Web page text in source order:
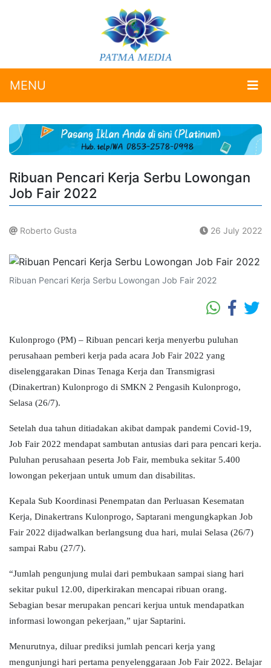
MENU
Ribuan Pencari Kerja Serbu Lowongan
Job Fair 2022
Roberto Gusta 26 July 2022
Ribuan Pencari Kerja Serbu Lowongan Job Fair 2022
Kulonprogo (PM) – Ribuan pencari kerja menyerbu puluhan
perusahaan pemberi kerja pada acara Job Fair 2022 yang
diselenggarakan Dinas Tenaga Kerja dan Transmigrasi
(Dinakertran) Kulonprogo di SMKN 2 Pengasih Kulonprogo,
Selasa (26/7).
Setelah dua tahun ditiadakan akibat dampak pandemi Covid-19,
Job Fair 2022 mendapat sambutan antusias dari para pencari kerja.
Puluhan perusahaan peserta Job Fair, membuka sekitar 5.400
lowongan pekerjaan untuk umum dan disabilitas.
Kepala Sub Koordinasi Penempatan dan Perluasan Kesematan
Kerja, Dinakertrans Kulonprogo, Saptarani mengungkapkan Job
Fair 2022 dijadwalkan berlangsung dua hari, mulai Selasa (26/7)
sampai Rabu (27/7).
“Jumlah pengunjung mulai dari pembukaan sampai siang hari
sekitar pukul 12.00, diperkirakan mencapai ribuan orang.
Sebagian besar merupakan pencari kerjua untuk mendapatkan
informasi lowongan pekerjaan,” ujar Saptarini.
Menurutnya, diluar prediksi jumlah pencari kerja yang
mengunjungi hari pertama penyelenggaraan Job Fair 2022. Belajar